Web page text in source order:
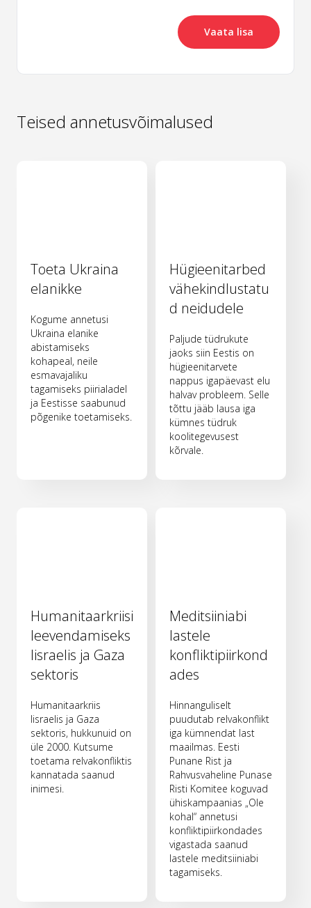
Vaata lisa
Teised annetusvõimalused
Toeta Ukraina
elanikke
Kogume annetusi
Ukraina elanike
abistamiseks
kohapeal, neile
esmavajaliku
tagamiseks piirialadel
ja Eestisse saabunud
põgenike toetamiseks.
Hügieenitarbed
vähekindlustatu
d neidudele
Paljude tüdrukute
jaoks siin Eestis on
hügieenitarvete
nappus igapäevast elu
halvav probleem. Selle
tõttu jääb lausa iga
kümnes tüdruk
koolitegevusest
kõrvale.
Humanitaarkriisi
leevendamiseks
Iisraelis ja Gaza
sektoris
Humanitaarkriis
Iisraelis ja Gaza
sektoris, hukkunuid on
üle 2000. Kutsume
toetama relvakonfliktis
kannatada saanud
inimesi.
Meditsiiniabi
lastele
konfliktipiirkond
ades
Hinnanguliselt
puudutab relvakonflikt
iga kümnendat last
maailmas. Eesti
Punane Rist ja
Rahvusvaheline Punase
Risti Komitee koguvad
ühiskampaanias „Ole
kohal“ annetusi
konfliktipiirkondades
vigastada saanud
lastele meditsiiniabi
tagamiseks.